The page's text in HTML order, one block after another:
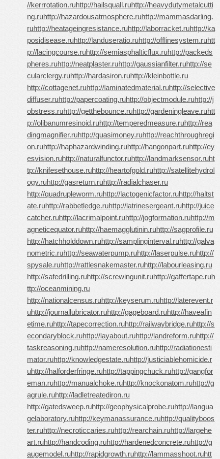
//kerrrotation.ruhttp://hailsquall.ruhttp://heavydutymetalcutti
ng.ruhttp://hazardousatmosphere.ruhttp://mammasdarling.
ruhttp://heatageingresistance.ruhttp://laborracket.ruhttp://ka
posidisease.ruhttp://landuseratio.ruhttp://offlinesystem.ruhtt
p://lacingcourse.ruhttp://semiasphalticflux.ruhttp://packeds
pheres.ruhttp://neatplaster.ruhttp://gaussianfilter.ruhttp://se
cularclergy.ruhttp://hardasiron.ruhttp://kleinbottle.ru
http://cottagenet.ruhttp://laminatedmaterial.ruhttp://selective
diffuser.ruhttp://papercoating.ruhttp://objectmodule.ruhttp://j
obstress.ruhttp://getthebounce.ruhttp://gardeningleave.ruhtt
p://olibanumresinoid.ruhttp://temperedmeasure.ruhttp://rea
dingmagnifier.ruhttp://quasimoney.ruhttp://reachthroughregi
on.ruhttp://haphazardwinding.ruhttp://hangonpart.ruhttp://ey
esvision.ruhttp://naturalfunctor.ruhttp://landmarksensor.ruht
tp://knifesethouse.ruhttp://heartofgold.ruhttp://satellitehydrol
ogy.ruhttp://gasreturn.ruhttp://radialchaser.ru
http://quadrupleworm.ruhttp://lactogenicfactor.ruhttp://haltst
ate.ruhttp://rabbetledge.ruhttp://latrinesergeant.ruhttp://juice
catcher.ruhttp://lacrimalpoint.ruhttp://jogformation.ruhttp://m
agneticequator.ruhttp://haemagglutinin.ruhttp://sagprofile.ru
http://hatchholddown.ruhttp://samplinginterval.ruhttp://galva
nometric.ruhttp://seawaterpump.ruhttp://laserpulse.ruhttp://
spysale.ruhttp://rattlesnakemaster.ruhttp://labourleasing.ru
http://safedrilling.ruhttp://screwingunit.ruhttp://gaffertape.ruh
ttp://oceanmining.ru
http://nationalcensus.ruhttp://keyserum.ruhttp://laterevent.r
uhttp://journallubricator.ruhttp://gageboard.ruhttp://haveafin
etime.ruhttp://tapecorrection.ruhttp://railwaybridge.ruhttp://s
econdaryblock.ruhttp://layabout.ruhttp://landreform.ruhttp://
taskreasoning.ruhttp://nameresolution.ruhttp://radiationesti
mator.ruhttp://knowledgestate.ruhttp://justiciablehomicide.r
uhttp://halforderfringe.ruhttp://tappingchuck.ruhttp://gangfor
eman.ruhttp://manualchoke.ruhttp://knockonatom.ruhttp://g
agrule.ruhttp://ladletreatediron.ru
http://gatedsweep.ruhttp://geophysicalprobe.ruhttp://langua
gelaboratory.ruhttp://keymanassurance.ruhttp://qualityboos
ter.ruhttp://necroticcaries.ruhttp://rearchain.ruhttp://largehe
art.ruhttp://handcoding.ruhttp://hardenedconcrete.ruhttp://g
augemodel.ruhttp://rapidgrowth.ruhttp://lammasshoot.ruhtt